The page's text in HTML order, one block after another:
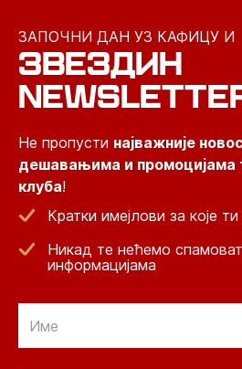
ЗАПОЧНИ ДАН УЗ КАФИЦУ И
ЗВЕЗДИН
Не пропусти најважније
дешавањима и промоцијама
клуба!
Кратки имејлови за које
Никад те нећемо
информацијама